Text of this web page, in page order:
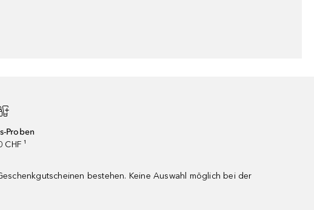
Proben
CHF ¹
bestehen. Keine Auswahl möglich bei der